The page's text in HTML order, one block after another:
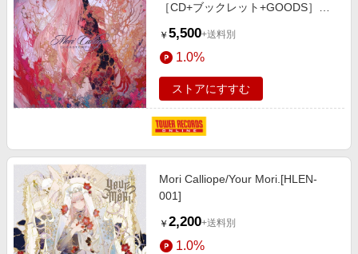
［CD+ブックレット+GOODS］＜
￥ 5,500+送料別
1.0%
ストアにすすむ
Mori Calliope/Your Mori.[HLEN-
001]
￥ 2,200+送料別
1.0%